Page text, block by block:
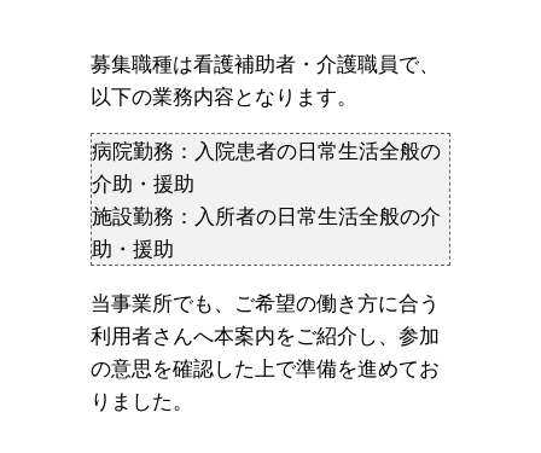
募集職種は看護補助者・介護職員で、
以下の業務内容となります。
病院勤務：入院患者の日常生活全般の
介助・援助
施設勤務：入所者の日常生活全般の介
助・援助
当事業所でも、ご希望の働き方に合う
利用者さんへ本案内をご紹介し、参加
の意思を確認した上で準備を進めてお
りました。